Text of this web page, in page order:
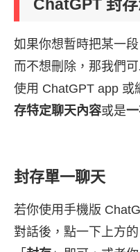
ChatGPT 封存
如果你想暫時把某一
而不想刪除，那我們可
使用 ChatGPT app 或
存特定聊天內容或是
封存單一聊天
若你使用手機版
對話後，點一下上方的